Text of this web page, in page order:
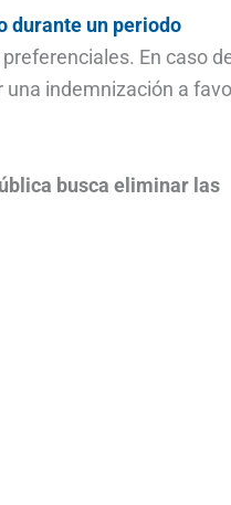
durante un periodo
En caso
indemnización a
busca eliminar las